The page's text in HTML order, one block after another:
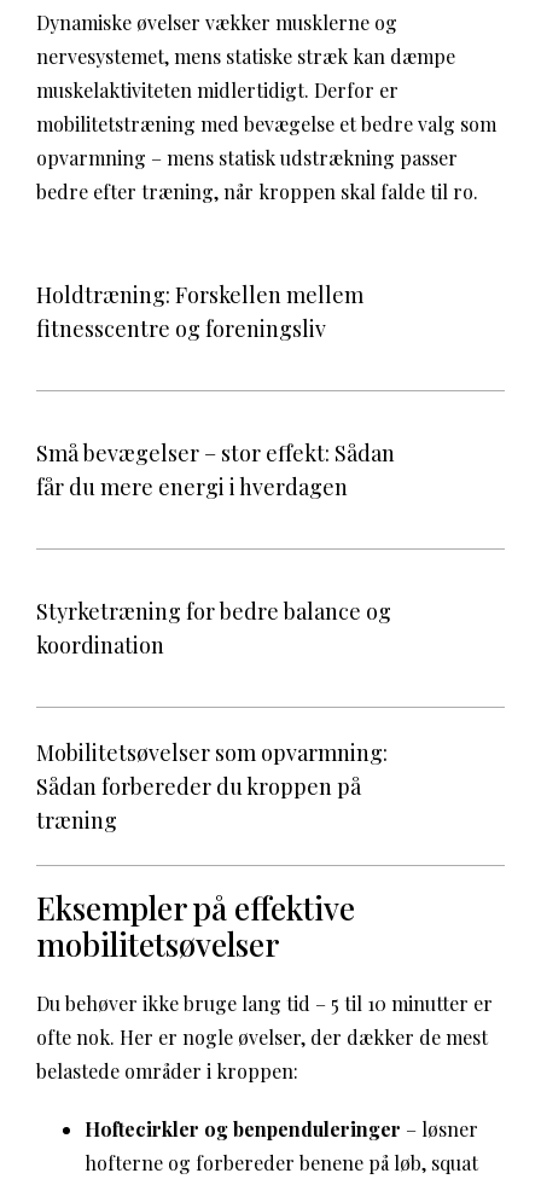
Dynamiske øvelser vækker musklerne og
nervesystemet, mens statiske stræk kan dæmpe
muskelaktiviteten midlertidigt. Derfor er
mobilitetstræning med bevægelse et bedre valg som
opvarmning – mens statisk udstrækning passer
bedre efter træning, når kroppen skal falde til ro.
Holdtræning: Forskellen mellem
fitnesscentre og foreningsliv
Små bevægelser – stor effekt: Sådan
får du mere energi i hverdagen
Styrketræning for bedre balance og
koordination
Mobilitetsøvelser som opvarmning:
Sådan forbereder du kroppen på
træning
Eksempler på effektive
mobilitetsøvelser
Du behøver ikke bruge lang tid – 5 til 10 minutter er
ofte nok. Her er nogle øvelser, der dækker de mest
belastede områder i kroppen:
Hoftecirkler og benpenduleringer – løsner
hofterne og forbereder benene på løb, squat